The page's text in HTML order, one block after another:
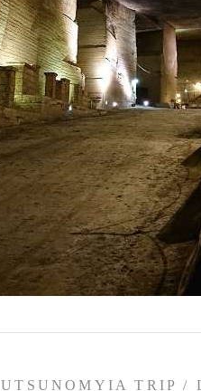
UTSUNOMYIA TRIP /